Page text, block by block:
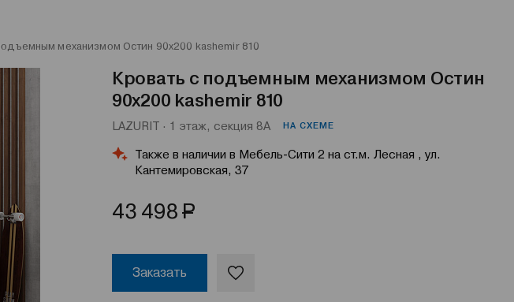
механизмом Остин 90x200 kashemir 810
Кровать с подъемным механизмом Остин
90x200 kashemir 810
LAZURIT · 1 этаж, секция 8А НА СХЕМЕ
Также в наличии в Мебель-Сити 2 на ст.м. Лесная , ул.
Кантемировская, 37
43 498 Р
Заказать